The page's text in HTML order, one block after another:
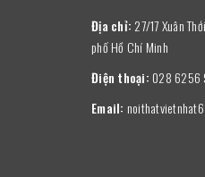
Địa chỉ: 27/17 Xuân
phố Hồ Chí Minh
Điện thoại: 028 6256
Email: